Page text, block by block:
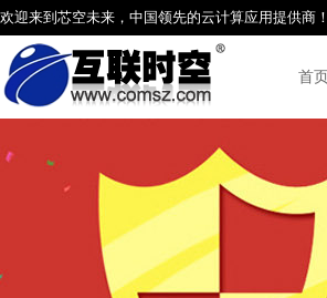
欢迎来到芯空未来，中国领先的云计算应用提供商！
首页